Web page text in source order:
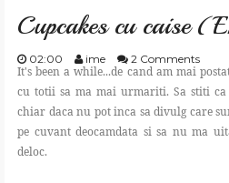
TRAIESTE
CREEAZA
Cupcakes cu caise
02:00 ime 2 Comments
It's been a while...de cand am mai
cu totii sa ma mai urmariti. Sa stiti ca
chiar daca nu pot inca sa divulg care
pe cuvant deocamdata si sa nu ma
deloc.